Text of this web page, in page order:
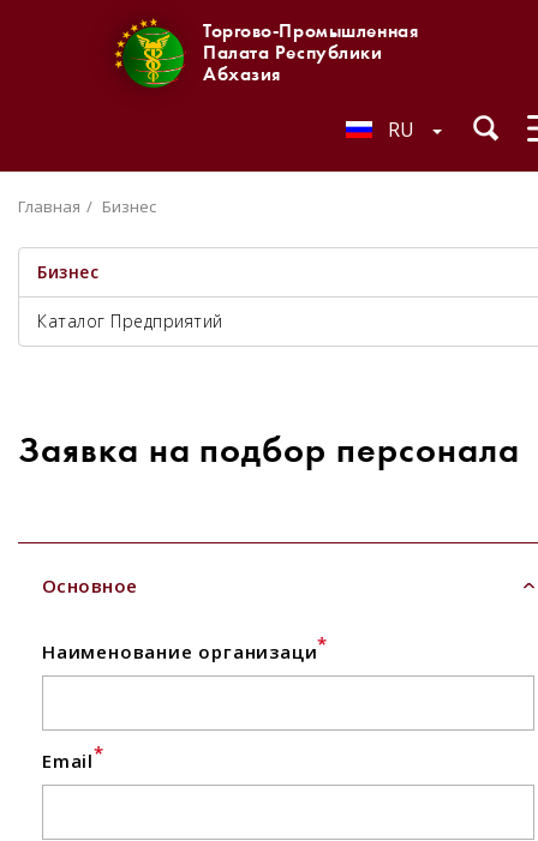
Торгово-Промышленная
Палата Республики
Абхазия
RU
Главная Бизнес
Бизнес
Каталог Предприятий
Заявка на подбор персонала
Основное
Наименование организаци*
Email*